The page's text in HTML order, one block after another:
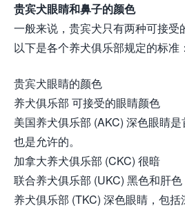
贵宾犬眼睛和鼻子的颜色
一般来说，贵宾犬只有两种可接受
以下是各个养犬俱乐部规定的标准：
贵宾犬眼睛的颜色
养犬俱乐部 可接受的眼睛颜色
美国养犬俱乐部 (AKC) 深色眼睛
也是允许的。
加拿大养犬俱乐部 (CKC) 很暗
联合养犬俱乐部 (UKC) 黑色和肝色
养犬俱乐部 (TKC) 深色眼睛，包括